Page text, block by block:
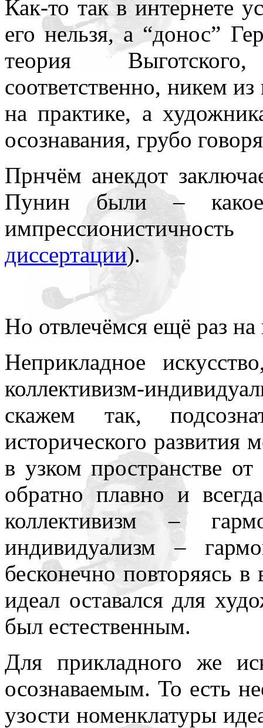
Как-то так в интернете
его нельзя, а “донос”
теория
соответственно, никем
на практике, а
осознавания, грубо
Прнчём анекдот
Пунин были –
диссертации).
Но отвлечёмся ещё раз
Неприкладное
коллективизм-
скажем так,
исторического развития
в узком пространстве
обратно плавно и
коллективизм –
индивидуализм –
бесконечно повторяясь
идеал оставался для
был естественным.
Для прикладного же
осознаваемым. То есть
узости номенклатуры